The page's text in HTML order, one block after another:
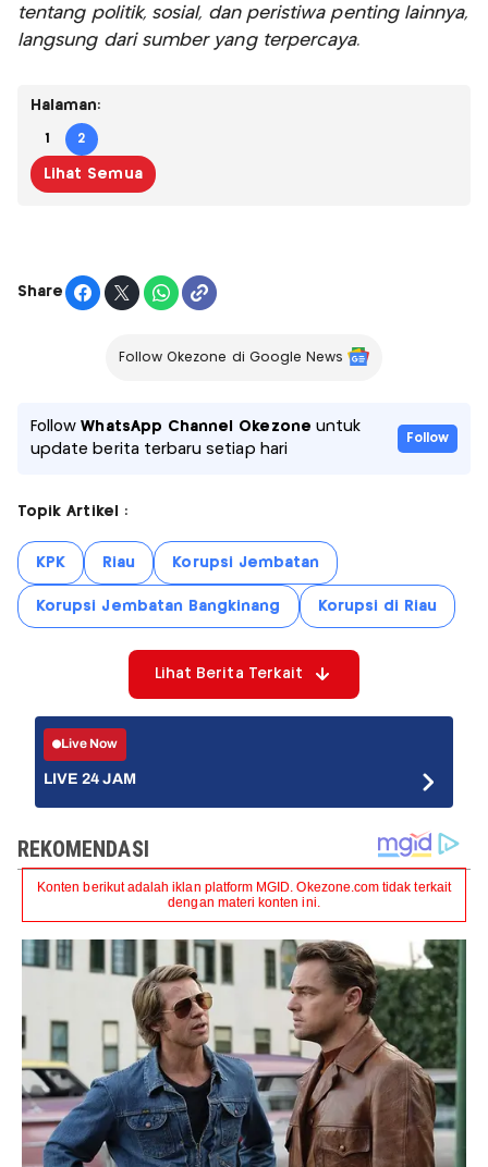
tentang politik, sosial, dan peristiwa penting lainnya,
langsung dari sumber yang terpercaya.
Halaman:
1 2
Lihat Semua
Share
Follow Okezone di Google News
FollowWhatsApp Channel Okezone untuk
update berita terbaru setiap hari
Follow
Topik Artikel :
KPK Riau Korupsi Jembatan
Korupsi Jembatan Bangkinang Korupsi di Riau
Lihat Berita Terkait
Live Now
LIVE 24 JAM